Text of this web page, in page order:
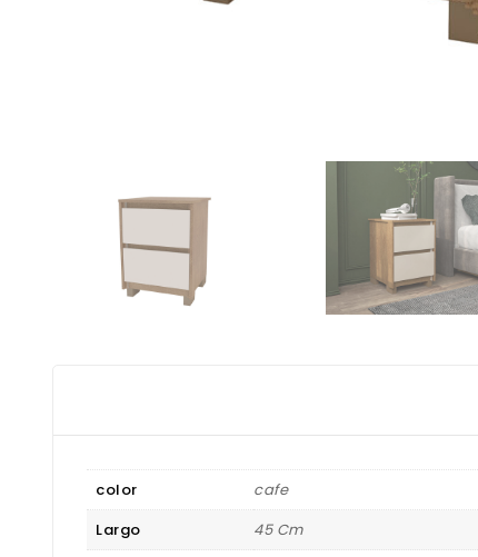
color
cafe
Largo
45 Cm